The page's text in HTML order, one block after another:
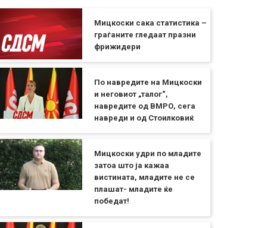
Мицкоски сака статистика –
граѓаните гледаат празни
фрижидери
По навредите на Мицкоски
и неговиот „талог“,
навредите од ВМРО, сега
навреди и од Стоилковиќ
Мицкоски удри по младите
затоа што ја кажаа
вистината, младите не се
плашат- младите ќе
победат!